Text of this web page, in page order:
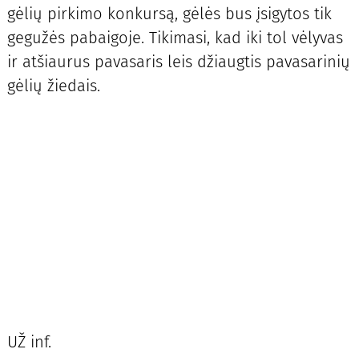
gėlių pirkimo konkursą, gėlės bus įsigytos tik
gegužės pabaigoje. Tikimasi, kad iki tol vėlyvas
ir atšiaurus pavasaris leis džiaugtis pavasarinių
gėlių žiedais.
UŽ inf.